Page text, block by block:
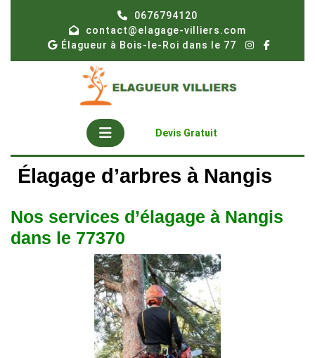
0676794120
contact@elagage-villiers.com
Élagueur à Bois-le-Roi dans le 77
Open
Button
Devis Gratuit
Élagage d’arbres à Nangis
Nos services d’élagage à Nangis
dans le 77370